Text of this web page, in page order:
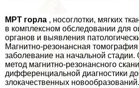
МРТ горла , носоглотки, мягких
в комплексном обследовании для
органов и выявления
Магнитно-резонансная
заболевание на начальной стадии.
метод магнитно-резонансного
дифференциальной диагностики
злокачественных новообразований.